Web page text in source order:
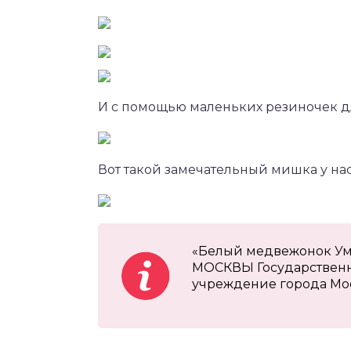
И с помощью маленьких резиночек
Вот такой замечательный мишка у
«Белый медвежонок
МОСКВЫ
учреждение города